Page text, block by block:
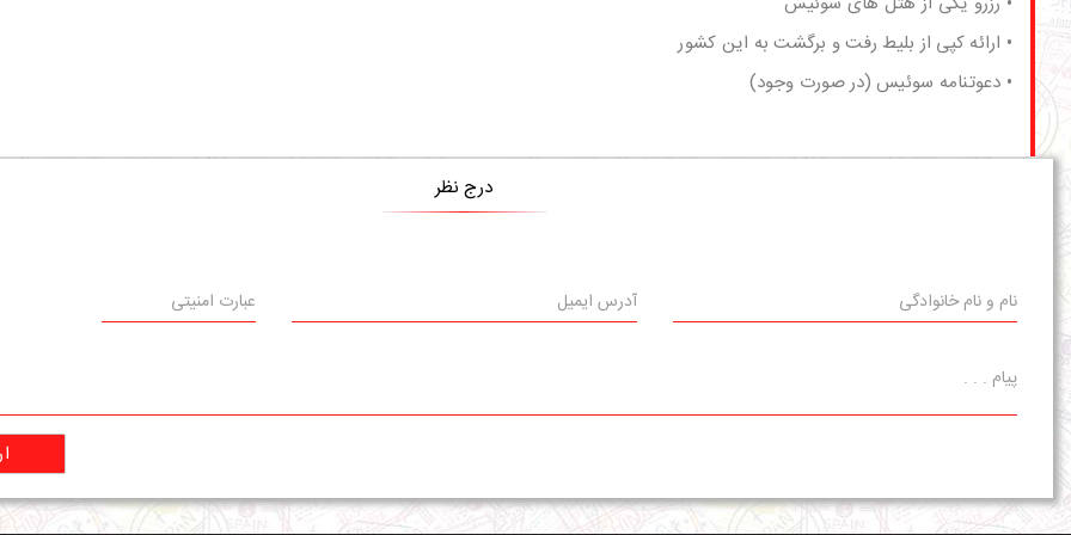
• ارائه کپی از بلیط رفت و برگشت به این کشور
• دعوتنامه سوئیس (در صورت وجود)
درج نظر